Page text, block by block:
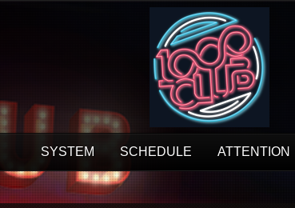
SYSTEM SCHEDULE ATTENTION